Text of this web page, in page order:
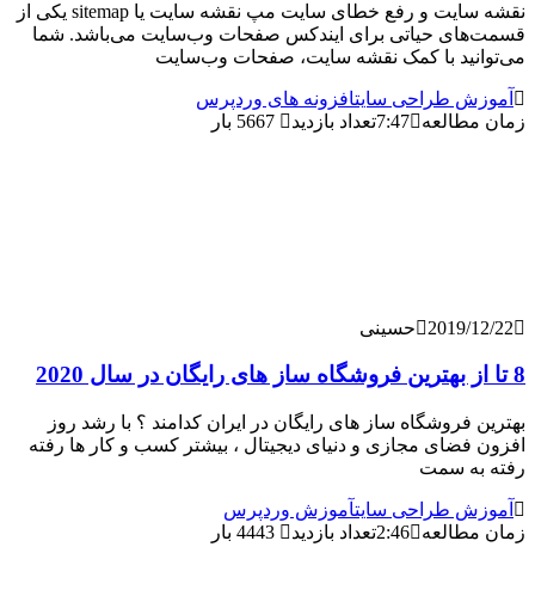
نقشه سایت و رفع خطای سایت مپ نقشه سایت یا sitemap یکی از
حیاتی برای ایندکس صفحات وب‌سایت می‌باشد. شما
با کمک نقشه سایت، صفحات وب‌سایت
طراحی سایت افزونه های وردپرس
7:47تعداد بازدید 5667 بار
حسینی
فروشگاه ساز های رایگان در ایران کدامند ؟ با رشد روز
مجازی و دنیای دیجیتال ، بیشتر کسب و کار ها رفته
سمت
طراحی سایت آموزش وردپرس
2:46تعداد بازدید 4443 بار